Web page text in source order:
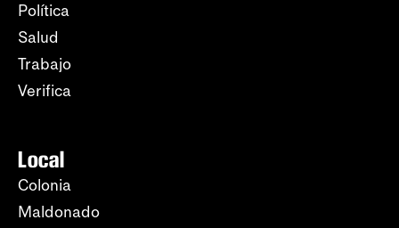
Política
Salud
Trabajo
Verifica
Local
Colonia
Maldonado